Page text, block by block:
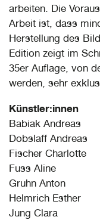
arbeiten. Die
Arbeit ist, dass
Herstellung des
Edition zeigt im
35er Auflage, von
werden, sehr
Künstler:innen
Babiak Andreas
Dobslaff Andreas
Fischer Charlotte
Fuss Aline
Gruhn Anton
Helmrich Esther
Jung Clara